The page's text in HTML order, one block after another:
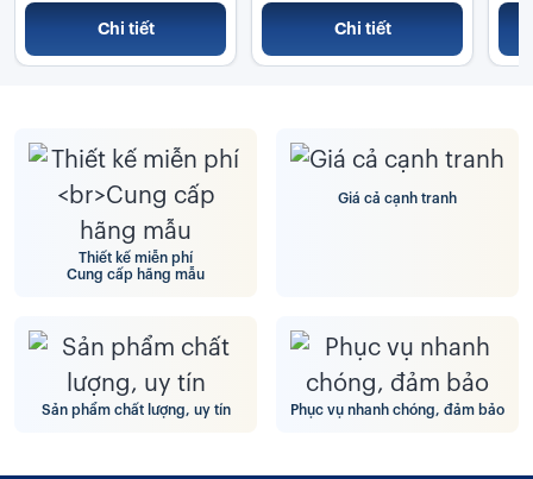
Chi tiết Chi tiết
Thiết kế miễn phí
Cung cấp hãng mẫu
Giá cả cạnh tranh
Sản phẩm chất lượng, uy tín Phục vụ nhanh chóng, đảm bảo